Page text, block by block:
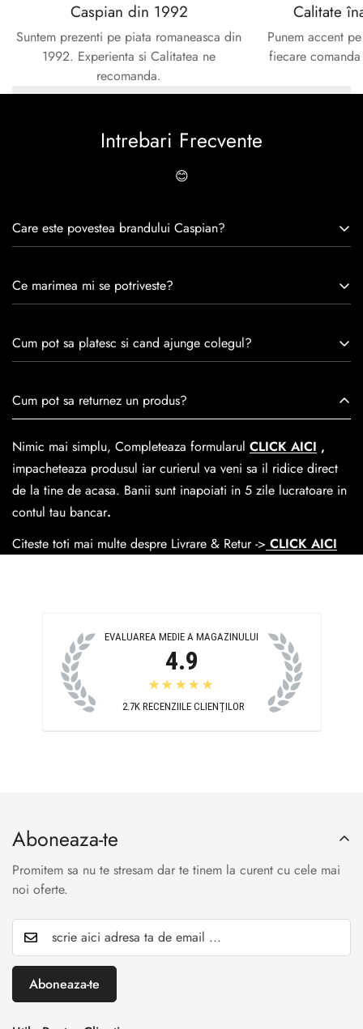
Caspian din 1992
Suntem prezenti pe piata romaneasca din
1992. Experienta si Calitatea ne
recomanda.
Calitate
Punem accent
fiecare
Intrebari Frecvente
😊
Care este povestea brandului Caspian?
experiență de peste 30 de ani în industria modei, Caspian se
satisfacția clienților.Fiecare pereche de încălțăminte Caspian
este creată cu mândrie de meșteri pricepuți, care aduc la
trecerea timpului.
Ce marimea mi se potriveste?
Cum pot sa platesc si cand ajunge colegul?
medie livrarea dureaza 1-2 zilelucratoare prin
Easybox-ul Emag.
Cosul de livrareeste 15 lei pentru o comanda mai mica de
390 lei si Gratuit pentru o comanda de peste 390 lei.
Cum pot sa returnez un produs?
Nimic mai simplu, Completeaza formularul CLICK AICI ,
impacheteaza produsul iar curierul va veni sa il ridice direct
de la tine de acasa. Banii sunt inapoiati in 5 zile lucratoare in
contul tau bancar.
Citeste toti mai multe despre Livrare & Retur -> CLICK AICI
EVALUAREA MEDIE A MAGAZINULUI
4.9
★★★★★
2.7K RECENZIILE CLIENȚILOR
Aboneaza-te
Promitem sa nu te stresam dar te tinem la curent cu cele mai
noi oferte.
Aboneaza-te